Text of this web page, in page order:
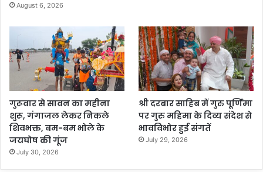
August 6, 2026
गुरूवार से सावन का महीना
शुरू, गंगाजल लेकर निकले
शिवभक्त, बम-बम भोले के
जयघोष की गूंज
July 30, 2026
श्री दरबार साहिब में गुरु पूर्णिमा
पर गुरु महिमा के दिव्य संदेश से
भावविभोर हुई संगतें
July 29, 2026